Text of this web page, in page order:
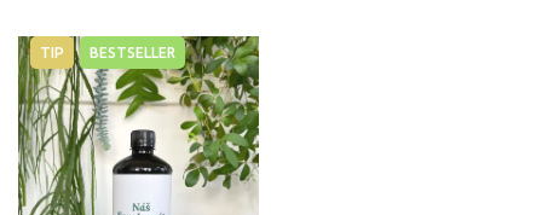
TIP BESTSELLER